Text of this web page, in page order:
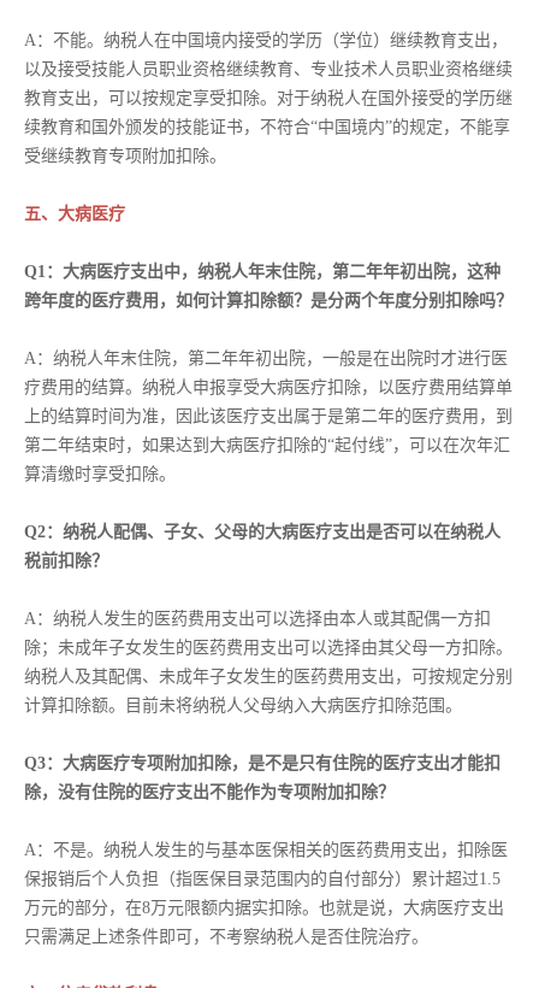
A：不能。纳税人在中国境内接受的学历（学位）继续教育支出，
以及接受技能人员职业资格继续教育、专业技术人员职业资格继续
教育支出，可以按规定享受扣除。对于纳税人在国外接受的学历继
续教育和国外颁发的技能证书，不符合“中国境内”的规定，不能享
受继续教育专项附加扣除。
五、大病医疗
Q1：大病医疗支出中，纳税人年末住院，第二年年初出院，这种
跨年度的医疗费用，如何计算扣除额？是分两个年度分别扣除吗？
A：纳税人年末住院，第二年年初出院，一般是在出院时才进行医
疗费用的结算。纳税人申报享受大病医疗扣除，以医疗费用结算单
上的结算时间为准，因此该医疗支出属于是第二年的医疗费用，到
第二年结束时，如果达到大病医疗扣除的“起付线”，可以在次年汇
算清缴时享受扣除。
Q2：纳税人配偶、子女、父母的大病医疗支出是否可以在纳税人
税前扣除？
A：纳税人发生的医药费用支出可以选择由本人或其配偶一方扣
除；未成年子女发生的医药费用支出可以选择由其父母一方扣除。
纳税人及其配偶、未成年子女发生的医药费用支出，可按规定分别
计算扣除额。目前未将纳税人父母纳入大病医疗扣除范围。
Q3：大病医疗专项附加扣除，是不是只有住院的医疗支出才能扣
除，没有住院的医疗支出不能作为专项附加扣除？
A：不是。纳税人发生的与基本医保相关的医药费用支出，扣除医
保报销后个人负担（指医保目录范围内的自付部分）累计超过1.5
万元的部分，在8万元限额内据实扣除。也就是说，大病医疗支出
只需满足上述条件即可，不考察纳税人是否住院治疗。